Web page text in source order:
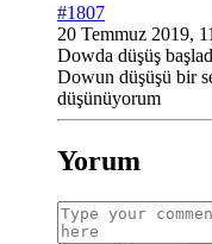
#1807
20 Temmuz 2019,
Dowda düşüş
Dowun düşüşü bir
düşünüyorum
Yorum